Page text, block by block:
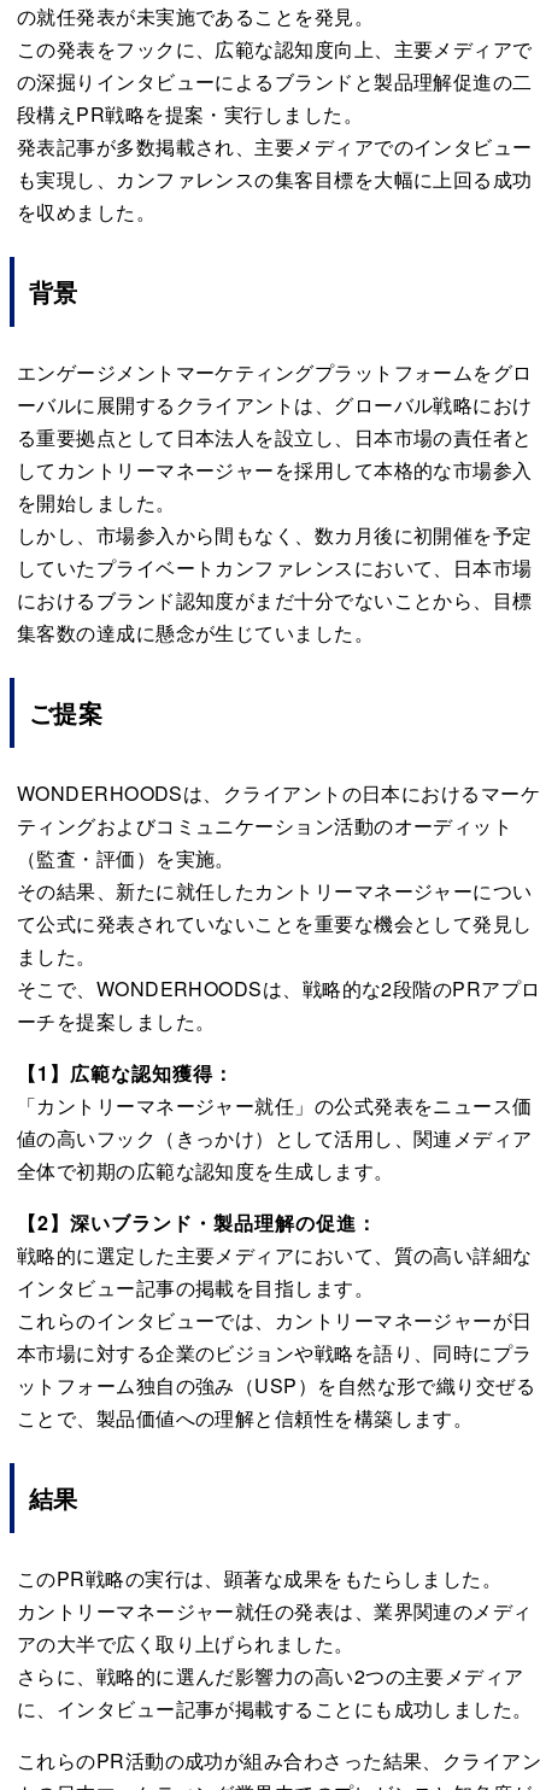
の就任発表が未実施であることを発見。
この発表をフックに、広範な認知度向上、主要メディアで
の深掘りインタビューによるブランドと製品理解促進の二
段構えPR戦略を提案・実行しました。
発表記事が多数掲載され、主要メディアでのインタビュー
も実現し、カンファレンスの集客目標を大幅に上回る成功
を収めました。
背景
エンゲージメントマーケティングプラットフォームをグロ
ーバルに展開するクライアントは、グローバル戦略におけ
る重要拠点として日本法人を設立し、日本市場の責任者と
してカントリーマネージャーを採用して本格的な市場参入
を開始しました。
しかし、市場参入から間もなく、数カ月後に初開催を予定
していたプライベートカンファレンスにおいて、日本市場
におけるブランド認知度がまだ十分でないことから、目標
集客数の達成に懸念が生じていました。
ご提案
WONDERHOODSは、クライアントの日本におけるマーケ
ティングおよびコミュニケーション活動のオーディット
（監査・評価）を実施。
その結果、新たに就任したカントリーマネージャーについ
て公式に発表されていないことを重要な機会として発見し
ました。
そこで、WONDERHOODSは、戦略的な2段階のPRアプロ
ーチを提案しました。
【1】広範な認知獲得：
「カントリーマネージャー就任」の公式発表をニュース価
値の高いフック（きっかけ）として活用し、関連メディア
全体で初期の広範な認知度を生成します。
【2】深いブランド・製品理解の促進：
戦略的に選定した主要メディアにおいて、質の高い詳細な
インタビュー記事の掲載を目指します。
これらのインタビューでは、カントリーマネージャーが日
本市場に対する企業のビジョンや戦略を語り、同時にプラ
ットフォーム独自の強み（USP）を自然な形で織り交ぜる
ことで、製品価値への理解と信頼性を構築します。
結果
このPR戦略の実行は、顕著な成果をもたらしました。
カントリーマネージャー就任の発表は、業界関連のメディ
アの大半で広く取り上げられました。
さらに、戦略的に選んだ影響力の高い2つの主要メディア
に、インタビュー記事が掲載することにも成功しました。
これらのPR活動の成功が組み合わさった結果、クライア